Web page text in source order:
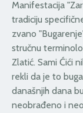
Manifestacija
tradiciju
zvano
stručnu
Zlatić. Sami Ćići
rekli da je to
današnjih dana
neobrađeno i